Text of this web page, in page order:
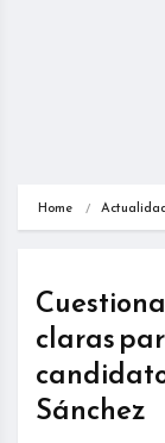
Home
claras
Sánchez